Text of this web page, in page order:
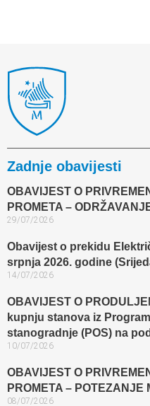
Zadnje obavijesti
OBAVIJEST O
PROMETA –
29/07/2026
Obavijest o prekidu
srpnja 2026. godine
14/07/2026
OBAVIJEST O
kupnju stanova iz
stanogradnje (POS) na
10/07/2026
OBAVIJEST O
PROMETA – POTEZANJE
08/07/2026